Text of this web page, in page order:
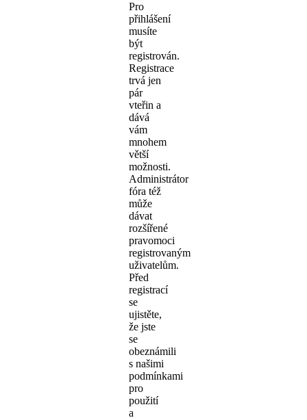
Pro
přihlášení
musíte
být
registrován.
Registrace
trvá jen
pár
vteřin a
dává
vám
mnohem
větší
možnosti.
Administrátor
fóra též
může
dávat
rozšířené
pravomoci
registrovaným
uživatelům.
Před
registrací
se
ujistěte,
že jste
se
obeznámili
s našimi
podmínkami
pro
použití
a